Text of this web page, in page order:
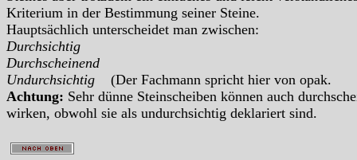
Kriterium in der Bestimmung seiner Steine.
Hauptsächlich unterscheidet man zwischen:
Durchsichtig
Durchscheinend
Undurchsichtig (Der Fachmann spricht hier von opak.
Achtung: Sehr dünne Steinscheiben können auch
wirken, obwohl sie als undurchsichtig deklariert sind.